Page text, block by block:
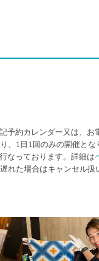
予約カレンダー又は、お
、1日1回のみの開催とな
なっております。詳細は
れた場合はキャンセル扱